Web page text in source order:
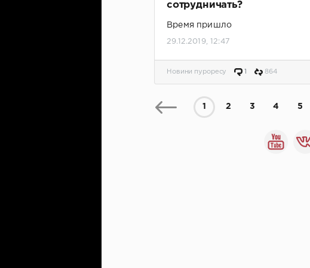
сотрудничать?
Время пришло
29.12.2019, 12:47
Новини пуроресу 1 864
1 2 3 4 5